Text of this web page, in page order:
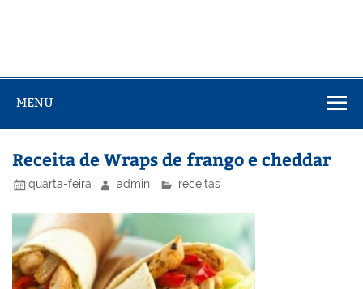
MENU
Receita de Wraps de frango e cheddar
quarta-feira admin receitas